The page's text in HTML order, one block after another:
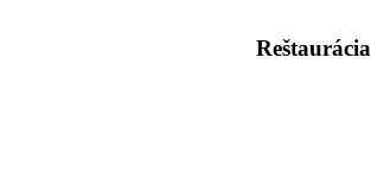
Reštaurácia